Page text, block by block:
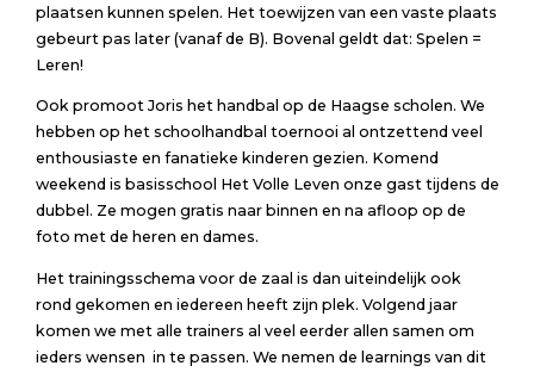
plaatsen kunnen spelen. Het toewijzen van een vaste plaats
gebeurt pas later (vanaf de B). Bovenal geldt dat: Spelen =
Leren!
Ook promoot Joris het handbal op de Haagse scholen. We
hebben op het schoolhandbal toernooi al ontzettend veel
enthousiaste en fanatieke kinderen gezien. Komend
weekend is basisschool Het Volle Leven onze gast tijdens de
dubbel. Ze mogen gratis naar binnen en na afloop op de
foto met de heren en dames.
Het trainingsschema voor de zaal is dan uiteindelijk ook
rond gekomen en iedereen heeft zijn plek. Volgend jaar
komen we met alle trainers al veel eerder allen samen om
ieders wensen in te passen. We nemen de learnings van dit